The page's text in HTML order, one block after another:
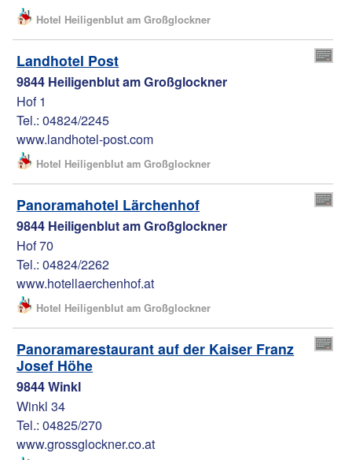
Hotel Heiligenblut am Großglockner
Landhotel Post
9844 Heiligenblut am Großglockner
Hof 1
Tel.: 04824/2245
www.landhotel-post.com
Hotel Heiligenblut am Großglockner
Panoramahotel Lärchenhof
9844 Heiligenblut am Großglockner
Hof 70
Tel.: 04824/2262
www.hotellaerchenhof.at
Hotel Heiligenblut am Großglockner
Panoramarestaurant auf der Kaiser Franz
Josef Höhe
9844 Winkl
Winkl 34
Tel.: 04825/270
www.grossglockner.co.at